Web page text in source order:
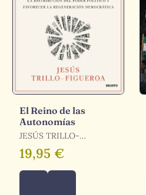
El Reino de las
Autonomías
JESÚS TRILLO-
FIGUEROA
19,95 €